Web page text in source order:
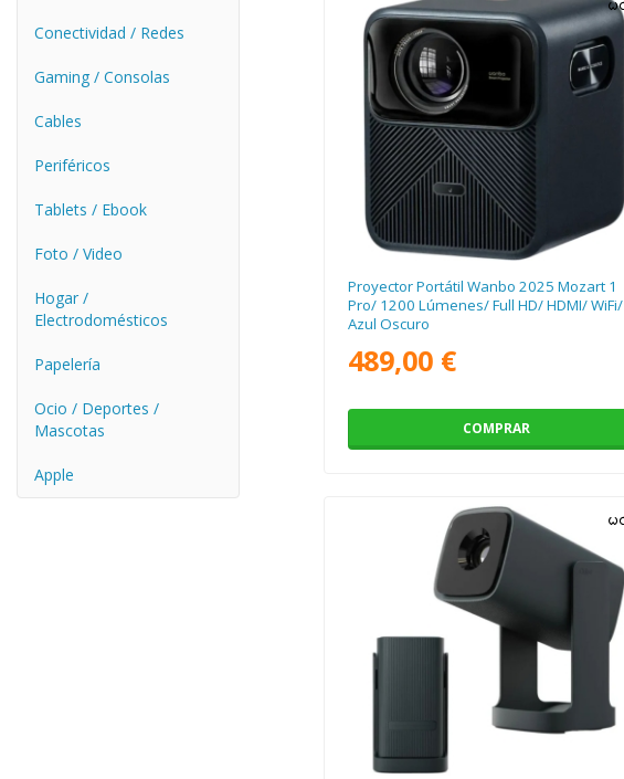
Conectividad / Redes
Gaming / Consolas
Cables
Periféricos
Tablets / Ebook
Foto / Video
Hogar /
Electrodomésticos
Papelería
Ocio / Deportes /
Mascotas
Apple
Proyector Portátil Wanbo 2025 Mozart 1
Pro/ 1200 Lúmenes/ Full HD/ HDMI/ WiFi/
Azul Oscuro
489,00 €
COMPRAR